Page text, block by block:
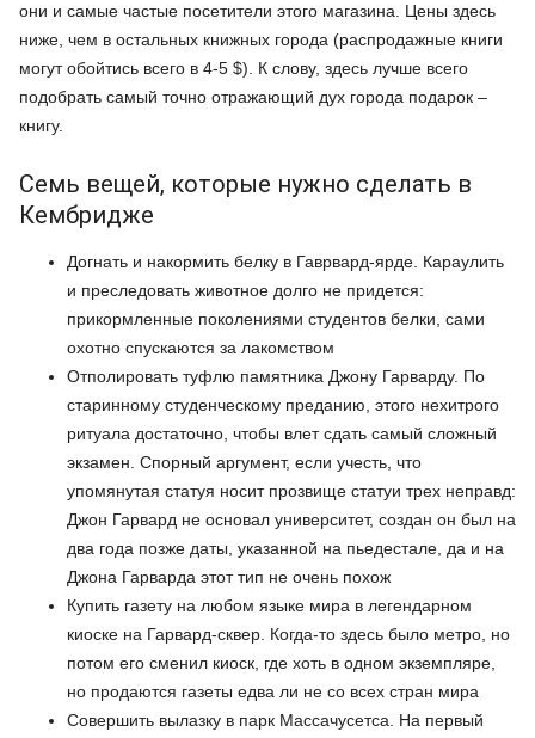
они и самые частые посетители этого магазина. Цены здесь
ниже, чем в остальных книжных города (распродажные книги
могут обойтись всего в 4-5 $). К слову, здесь лучше всего
подобрать самый точно отражающий дух города подарок –
книгу.
Семь вещей, которые нужно сделать в
Кембридже
Догнать и накормить белку в Гаврвард-ярде. Караулить
и преследовать животное долго не придется:
прикормленные поколениями студентов белки, сами
охотно спускаются за лакомством
Отполировать туфлю памятника Джону Гарварду. По
старинному студенческому преданию, этого нехитрого
ритуала достаточно, чтобы влет сдать самый сложный
экзамен. Спорный аргумент, если учесть, что
упомянутая статуя носит прозвище статуи трех неправд:
Джон Гарвард не основал университет, создан он был на
два года позже даты, указанной на пьедестале, да и на
Джона Гарварда этот тип не очень похож
Купить газету на любом языке мира в легендарном
киоске на Гарвард-сквер. Когда-то здесь было метро, но
потом его сменил киоск, где хоть в одном экземпляре,
но продаются газеты едва ли не со всех стран мира
Совершить вылазку в парк Массачусетса. На первый